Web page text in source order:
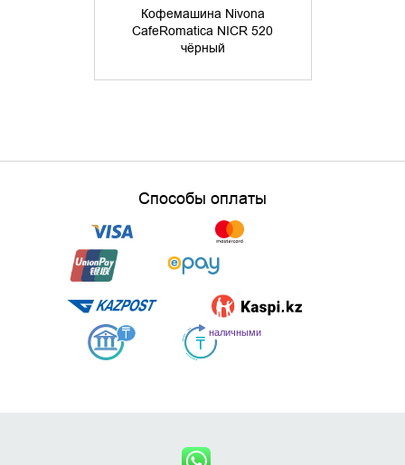
Кофемашина Nivona
CafeRomatica NICR 520
чёрный
Способы оплаты